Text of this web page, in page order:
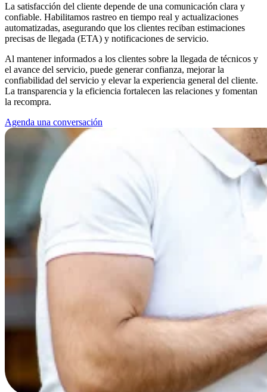
La satisfacción del cliente depende de una comunicación clara y
confiable. Habilitamos rastreo en tiempo real y actualizaciones
automatizadas, asegurando que los clientes reciban estimaciones
precisas de llegada (ETA) y notificaciones de servicio.
Al mantener informados a los clientes sobre la llegada de técnicos y
el avance del servicio, puede generar confianza, mejorar la
confiabilidad del servicio y elevar la experiencia general del cliente.
La transparencia y la eficiencia fortalecen las relaciones y fomentan
la recompra.
Agenda una conversación